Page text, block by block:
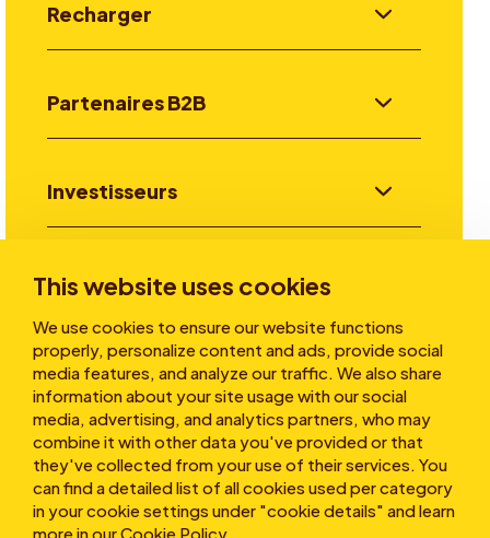
This website uses cookies
We use cookies to ensure our website functions
properly, personalize content and ads, provide social
media features, and analyze our traffic. We also share
information about your site usage with our social
media, advertising, and analytics partners, who may
combine it with other data you've provided or that
they've collected from your use of their services. You
can find a detailed list of all cookies used per category
in your cookie settings under "cookie details" and learn
more in ourCookie Policy.
Recharger
Partenaires B2B
Investisseurs
Aller plus loin
A propos